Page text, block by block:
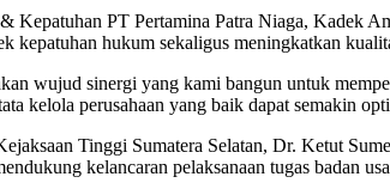
Kepatuhan PT Pertamina Patra Niaga, Kadek
kepatuhan hukum sekaligus meningkatkan
wujud sinergi yang kami bangun untuk
kelola perusahaan yang baik dapat semakin
Tinggi Sumatera Selatan, Dr. Ketut
kelancaran pelaksanaan tugas badan